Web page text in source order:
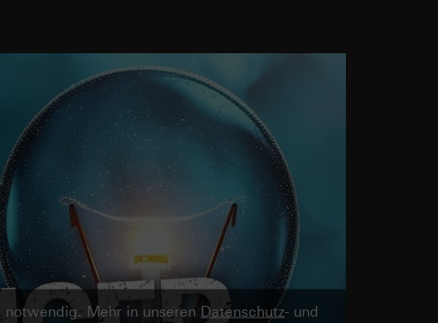
Mehr in unseren Datenschutz- und